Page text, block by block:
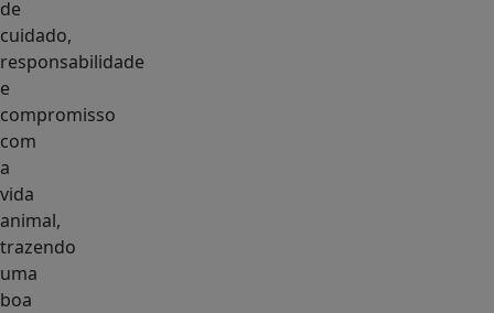
de
cuidado,
responsabilidade
e
compromisso
com
a
vida
animal,
trazendo
uma
boa